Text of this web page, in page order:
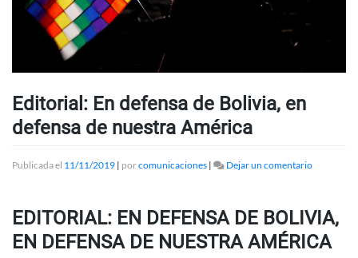
Editorial: En defensa de Bolivia, en
defensa de nuestra América
Publicada el 11/11/2019 | porcomunicaciones | Dejar un comentarioen
defensa
de
Bolivia,
en
EDITORIAL: EN DEFENSA DE BOLIVIA,
EN DEFENSA DE NUESTRA AMÉRICA